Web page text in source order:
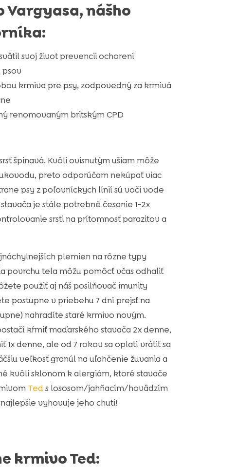
Vargyasa, nášho
svoj život prevencii ochorení
krmiva pre psy, zodpovedný za krmivá
renomovaným britským CPD
špinavá. Kvôli ovisnutým ušiam môže
preto odporúčam nekúpať viac
psy z poľovníckych línií sú voči vode
je stále potrebné česanie 1-2x
srsti na prítomnosť parazitov a
plemien na rôzne typy
povrchu tela môžu pomôcť včas odhaliť
použiť aj náš posilňovač imunity
postupne v priebehu 7 dní prejsť na
nahradíte staré krmivo novým.
kŕmiť maďarského stavača 2x denne,
1x denne, ale od 7 rokov sa oplatí vrátiť sa
veľkosť granúl na uľahčenie žuvania a
kvôli sklonom k alergiám, ktoré stavače
Teds lososom/jahňacím/hovädzím
vyhovuje jeho chuti!
krmivo Ted: